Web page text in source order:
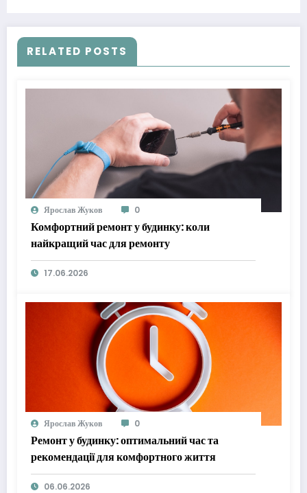
RELATED POSTS
Ярослав Жуков 0
Комфортний ремонт у будинку: коли
найкращий час для ремонту
17.06.2026
Ярослав Жуков 0
Ремонт у будинку: оптимальний час та
рекомендації для комфортного життя
06.06.2026